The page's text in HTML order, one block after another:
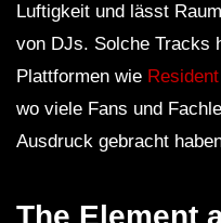
Luftigkeit und lässt
von DJs. Solche Tracks
Plattformen wie
wo viele Fans und
Ausdruck gebracht
The Element